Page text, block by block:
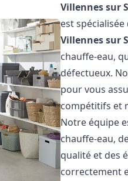
Villennes sur
est
Villennes sur
chauffe-eau,
défectueux.
pour vous
compétitifs et
Notre équipe
chauffe-eau,
qualité et des
correctement